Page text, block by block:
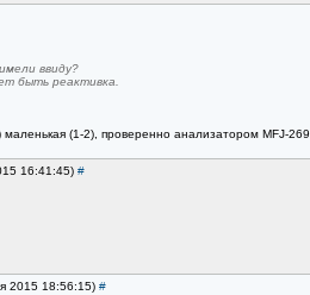
ввиду?
быть реактивка.
(1-2), проверенно анализатором MFJ-269.
16:41:45) #
2015 18:56:15) #